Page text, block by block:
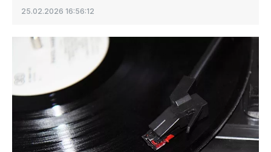
25.02.2026 16:56:12